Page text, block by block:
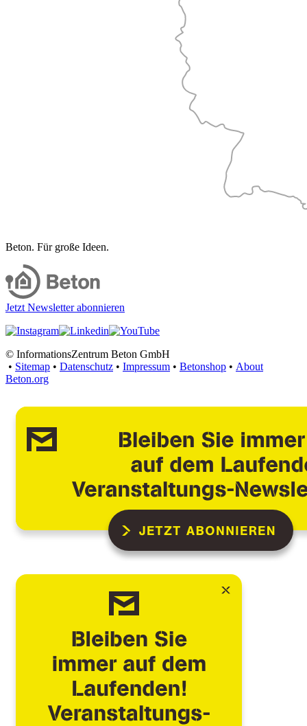
Beton. Für große Ideen.
Jetzt Newsletter abonnieren
© InformationsZentrum Beton GmbH
• Sitemap • Datenschutz • Impressum • Betonshop • About
Beton.org